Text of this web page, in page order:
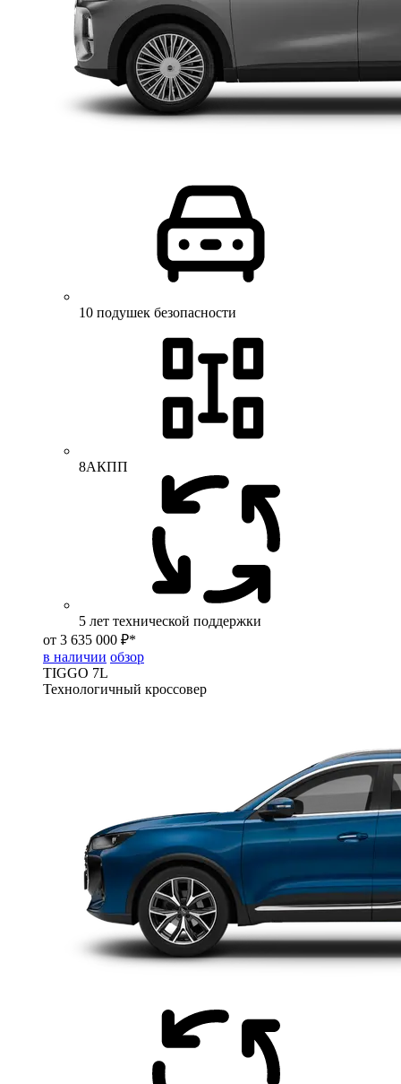
10 подушек безопасности
8АКПП
5 лет технической поддержки
от 3 635 000 ₽*
в наличии обзор
TIGGO 7L
Технологичный кроссовер